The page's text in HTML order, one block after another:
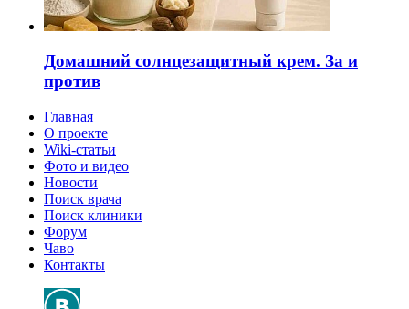
Домашний солнцезащитный крем. За и
против
Главная
О проекте
Wiki-статьи
Фото и видео
Новости
Поиск врача
Поиск клиники
Форум
Чаво
Контакты